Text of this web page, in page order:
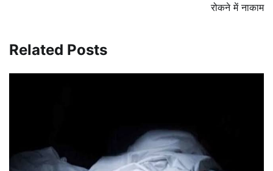
रोकने में नाकाम
Related Posts